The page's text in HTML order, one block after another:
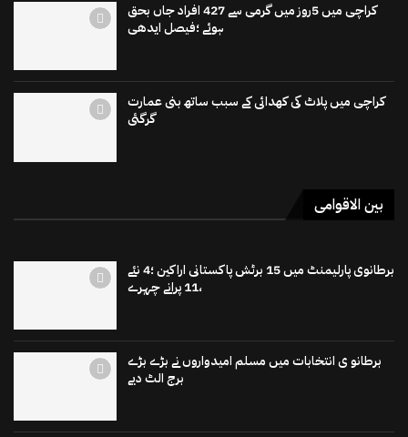
کراچی میں 5روز میں گرمی سے 427 افراد جاں بحق
ہوئے ؛فیصل ایدھی
کراچی میں پلاٹ کی کھدائی کے سبب ساتھ بنی عمارت
گرگئی
بین الاقوامی
برطانوی پارلیمنٹ میں 15 برٹش پاکستانی اراکین ؛4 نئے
،11 پرانے چہرے
برطانو ی انتخابات میں مسلم امیدواروں نے بڑے بڑے
برج الٹ دیے